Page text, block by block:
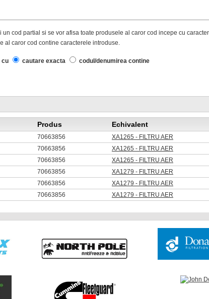
cod partial si se vor afisa toate produsele al caror cod incepe cu
al caror cod contine caracterele introduse.
cu cautare exacta codul/denumirea contine
Produs Echivalent
70663856
XA1265 - FILTRU AER
70663856
XA1265 - FILTRU AER
70663856
XA1265 - FILTRU AER
70663856
XA1279 - FILTRU AER
70663856
XA1279 - FILTRU AER
70663856 XA1279 - FILTRU AER